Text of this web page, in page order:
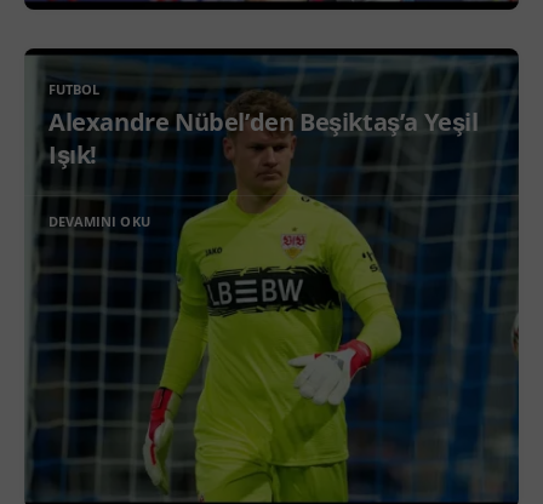
FUTBOL
Alexandre Nübel’den Beşiktaş’a Yeşil
Işık!
DEVAMINI OKU